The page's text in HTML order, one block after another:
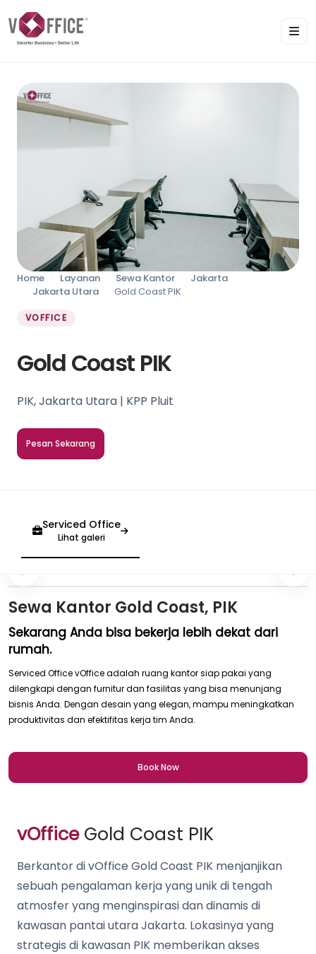
Home Layanan Sewa Kantor
Jakarta
Jakarta Utara
Gold Coast PIK
VOFFICE
Gold Coast PIK
PIK, Jakarta Utara | KPP Pluit
Pesan Sekarang
Serviced Office
Lihat galeri
Sewa Kantor Gold Coast, PIK
Sekarang Anda bisa bekerja lebih dekat dari
rumah.
Serviced Office vOffice adalah ruang kantor siap pakai yang
dilengkapi dengan furnitur dan fasilitas yang bisa menunjang
bisnis Anda. Dengan desain yang elegan, mampu meningkatkan
produktivitas dan efektifitas kerja tim Anda.
Book Now
vOfficeGold Coast PIK
Berkantor di vOffice Gold Coast PIK menjanjikan
sebuah pengalaman kerja yang unik di tengah
atmosfer yang menginspirasi dan dinamis di
kawasan pantai utara Jakarta. Lokasinya yang
strategis di kawasan PIK memberikan akses